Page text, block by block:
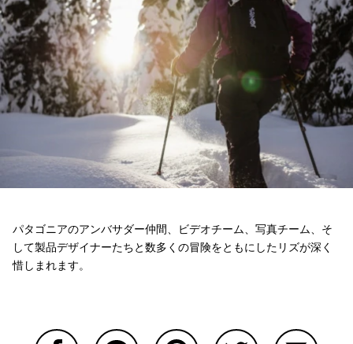
パタゴニアのアンバサダー仲間、ビデオチーム、写真チーム、そ
して製品デザイナーたちと数多くの冒険をともにしたリズが深く
惜しまれます。